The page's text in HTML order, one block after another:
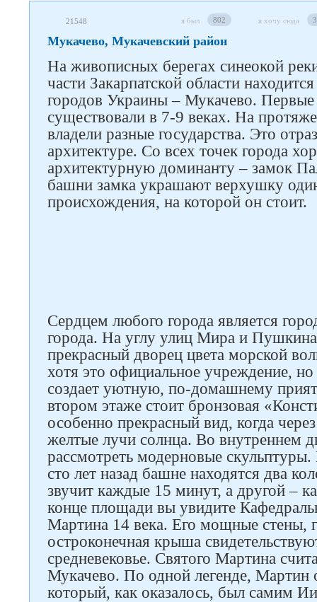
21548 я был 802 я хочу сюда
Мукачево, Мукачевский район
На живописных берегах синеокой
части Закарпатской области
городов Украины – Мукачево. Первые
существовали в 7-9 веках. На
владели разные государства. Это
архитектуре. Со всех точек города
архитектурную доминанту – замок
башни замка украшают верхушку
происхождения, на которой он стоит.
Сердцем любого города является
города. На углу улиц Мира и
прекрасный дворец цвета морской
хотя это официальное учреждение,
создает уютную, по-домашнему
втором этаже стоит бронзовая
особенно прекрасный вид, когда
желтые лучи солнца. Во внутреннем
рассмотреть модерновые
сто лет назад башне находятся два
звучит каждые 15 минут, а другой –
конце площади вы увидите
Мартина 14 века. Его мощные стены,
остроконечная крыша
средневековье. Святого Мартина
Мукачево. По одной легенде,
который, как оказалось, был самим